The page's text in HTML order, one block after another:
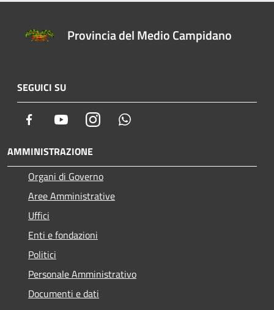
Provincia del Medio Campidano
SEGUICI SU
Facebook YoutubeInstagram
AMMINISTRAZIONE
Organi di Governo
Aree Amministrative
Uffici
Enti e fondazioni
Politici
Personale Amministrativo
Documenti e dati